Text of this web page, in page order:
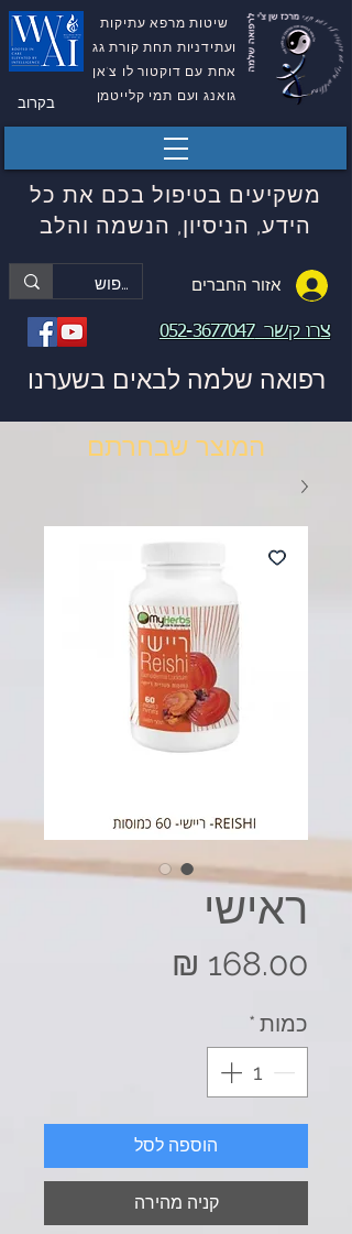
שיטות מרפא עתיקות
ועתידניות תחת קורת גג
אחת עם דוקטור לו צ'אן
גואנג ועם תמי קלייטמן
בקרוב
משקיעים בטיפול בכם את כל
הידע, הניסיון, הנשמה והלב
אזור החברים
צרו קשר052-3677047
רפואה שלמה לבאים בשערנו
המוצר שבחרתם
ראישי
כמות *
הוספה לסל
קניה מהירה